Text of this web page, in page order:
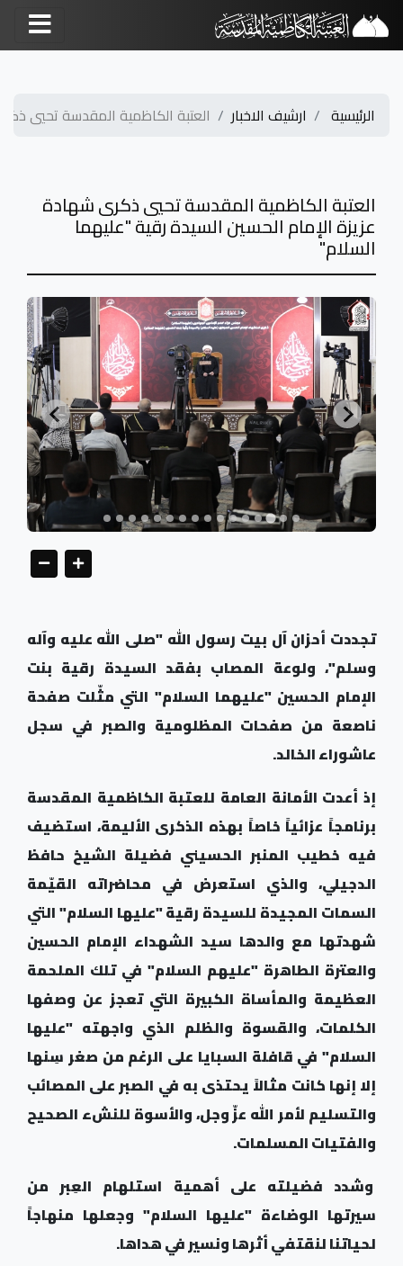
الرئيسية ارشيف الاخبار العتبة الكاظمية المقدسة تحيي
العتبة الكاظمية المقدسة تحيي ذكرى شهادة
عزيزة الإمام الحسين السيدة رقية "عليهما
السلام"
تجددت أحزان آل بيت رسول الله "صلى الله عليه وآله
وسلم"، ولوعة المصاب بفقد السيدة رقية بنت
الإمام الحسين "عليهما السلام" التي مثّلت صفحة
ناصعة من صفحات المظلومية والصبر في سجل
عاشوراء الخالد.
إذ أعدت الأمانة العامة للعتبة الكاظمية المقدسة
برنامجاً عزائياً خاصاً بهذه الذكرى الأليمة، استضيف
فيه خطيب المنبر الحسيني فضيلة الشيخ حافظ
الدجيلي، والذي استعرض في محاضراته القيّمة
السمات المجيدة للسيدة رقية "عليها السلام" التي
شهدتها مع والدها سيد الشهداء الإمام الحسين
والعترة الطاهرة "عليهم السلام" في تلك الملحمة
العظيمة والمأساة الكبيرة التي تعجز عن وصفها
الكلمات، والقسوة والظلم الذي واجهته "عليها
السلام" في قافلة السبايا على الرغم من صغر سِنها
إلا إنها كانت مثالاً يحتذى به في الصبر على المصائب
والتسليم لأمر الله عزّ وجل، والأسوة للنشء الصحيح
والفتيات المسلمات.
وشدد فضيلته على أهمية استلهام العِبر من
سيرتها الوضاءة "عليها السلام" وجعلها منهاجاً
لحياتنا لنقتفي أثرها ونسير في هداها.